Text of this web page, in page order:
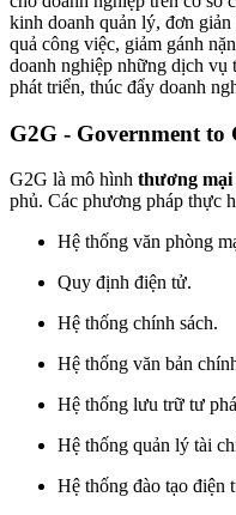
kinh doanh quản lý, đơn giản
quả công việc, giảm gánh
doanh nghiệp những dịch vụ
phát triển, thúc đẩy doanh
G2G - Government to
G2G là mô hình thương
phủ. Các phương pháp thực
Hệ thống văn phòng
Quy định điện tử.
Hệ thống chính sách.
Hệ thống văn bản
Hệ thống lưu trữ tư
Hệ thống quản lý tài
Hệ thống đào tạo điện